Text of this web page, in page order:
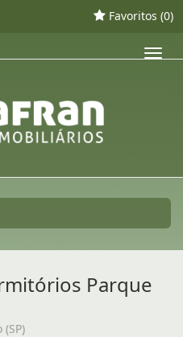
Favoritos (0)
Parque